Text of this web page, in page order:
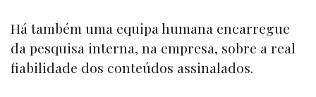
Há também uma equipa humana encarregue
da pesquisa interna, na empresa, sobre a real
fiabilidade dos conteúdos assinalados.